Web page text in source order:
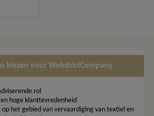
kiezen voor WebshirtCompany
rol
hoge klanttevredenheid
op het gebied van vervaardiging van textiel en